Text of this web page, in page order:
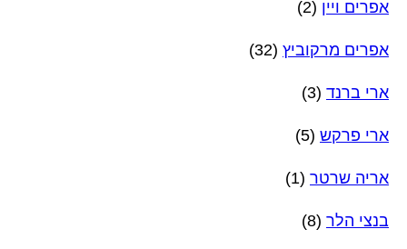
אפרים ויין (2)
אפרים מרקוביץ (32)
ארי ברנד (3)
ארי פרקש (5)
אריה שרטר (1)
בנצי הלר (8)